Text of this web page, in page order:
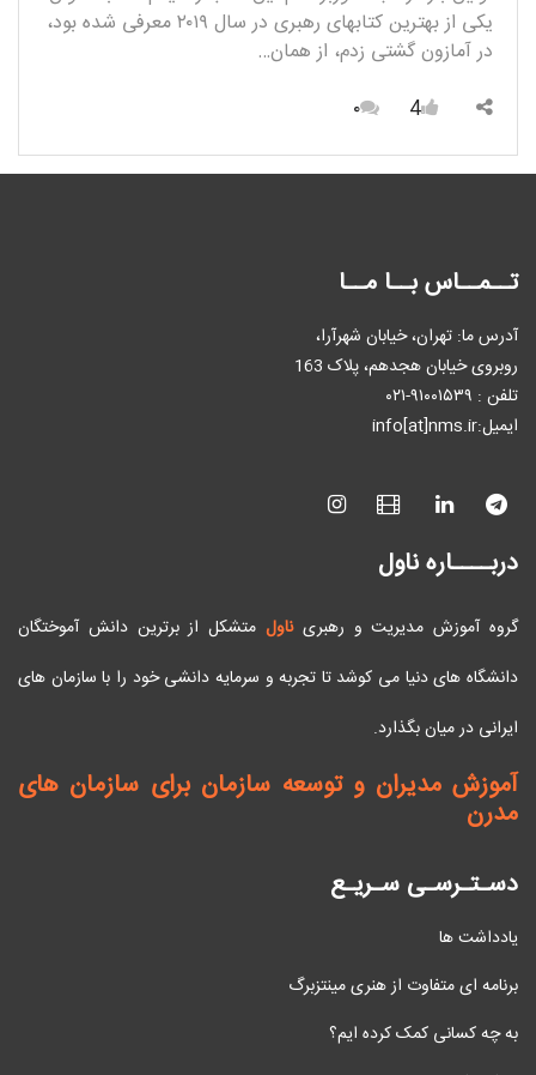
یکی از بهترین کتاب­های رهبری در سال ۲۰۱۹ معرفی شده بود،
در آمازون گشتی زدم، از همان…
4
۰
تــمــاس بــا مــا
آدرس ما: تهران، خیابان شهرآرا،
روبروی خیابان هجدهم، پلاک 163
تلفن : ٩۱۰۰۱۵۳۹-۰۲۱
ایمیل:info[at]nms.ir
دربــــاره ناول
گروه آموزش مدیریت و رهبریناول متشکل از برترین دانش آموختگان
دانشگاه های دنیا می کوشد تا تجربه و سرمایه دانشی خود را با سازمان های
ایرانی در میان بگذارد.
آموزش مدیران و توسعه سازمان برای سازمان های
مدرن
دسـتـرسـی سـریـع
یادداشت ها
برنامه ای متفاوت از هنری مینتزبرگ
به چه کسانی کمک کرده ایم؟